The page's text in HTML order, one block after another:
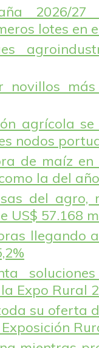
2026/
lotes en
novillos
agrícola
nodos
de maíz en
la del
del agro,
US$ 57.168
llegando
Expo Rural
su oferta